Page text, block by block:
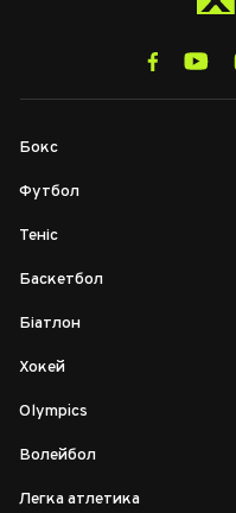
Бокс
Футбол
Теніс
Баскетбол
Біатлон
Хокей
Olympics
Волейбол
Легка атлетика